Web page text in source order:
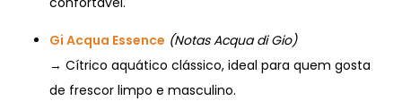
Gi Acqua Essence (Notas Acqua di Gio)
→ Cítrico aquático clássico, ideal para quem gosta
de frescor limpo e masculino.